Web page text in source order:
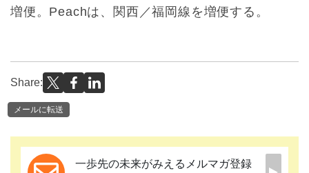
増便。Peachは、関西／福岡線を増便する。
Share:
メールに転送
一歩先の未来がみえるメルマガ登録